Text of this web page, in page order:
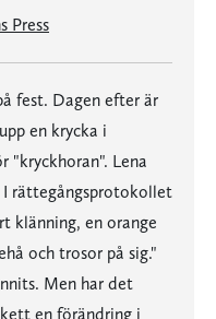
Press
fest. Dagen efter är
en krycka i
"kryckhoran". Lena
rättegångsprotokollet
klänning, en orange
och trosor på sig."
Men har det
en förändring i